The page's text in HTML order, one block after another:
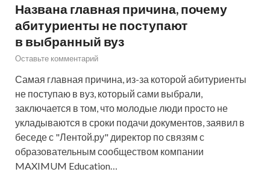
Названа главная причина, почему
абитуриенты не поступают
в выбранный вуз
Оставьте комментарий
Самая главная причина, из-за которой абитуриенты
не поступаю в вуз, который сами выбрали,
заключается в том, что молодые люди просто не
укладываются в сроки подачи документов, заявил в
беседе с "Лентой.ру" директор по связям с
образовательным сообществом компании
MAXIMUM Education…